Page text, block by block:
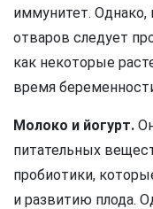
иммунитет. Однако,
отваров следует
как некоторые
время
Молоко и йогурт.
питательных
пробиотики,
и развитию плода.